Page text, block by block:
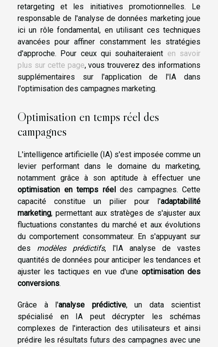
retargeting et les initiatives promotionnelles. Le
responsable de l'analyse de données marketing joue
ici un rôle fondamental, en utilisant ces techniques
avancées pour affiner constamment les stratégies
d'approche. Pour ceux qui souhaiteraient en savoir
plus sur cette page, vous trouverez des informations
supplémentaires sur l'application de l'IA dans
l'optimisation des campagnes marketing.
Optimisation en temps réel des
campagnes
L'intelligence artificielle (IA) s'est imposée comme un
levier performant dans le domaine du marketing,
notamment grâce à son aptitude à effectuer une
optimisation en temps réeldes campagnes. Cette
capacité constitue un pilier pour l'adaptabilité
marketing, permettant aux stratèges de s'ajuster aux
fluctuations constantes du marché et aux évolutions
du comportement consommateur. En s'appuyant sur
des modèles prédictifs, l'IA analyse de vastes
quantités de données pour anticiper les tendances et
ajuster les tactiques en vue d'une optimisation des
conversions.
Grâce à l'analyse prédictive, un data scientist
spécialisé en IA peut décrypter les schémas
complexes de l'interaction des utilisateurs et ainsi
prédire les résultats futurs des campagnes avec une